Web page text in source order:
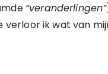
“veranderlingen”
verloor ik wat van